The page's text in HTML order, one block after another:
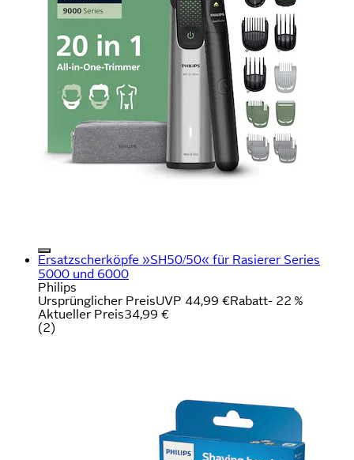
Ersatzscherköpfe »SH50/50« für Rasierer Series
5000 und 6000
Philips
Ursprünglicher PreisUVP 44,99 €Rabatt- 22 %
Aktueller Preis34,99 €
(2)